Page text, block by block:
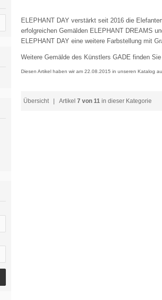
ELEPHANT DAY verstärkt seit 2016 die
erfolgreichen Gemälden ELEPHANT DREAMS
ELEPHANT DAY eine weitere Farbstellung mit
Weitere Gemälde des Künstlers GADE finden Sie
Diesen Artikel haben wir am 22.08.2015 in unseren Katalog
Übersicht| Artikel 7 von 11 in dieser Kategorie